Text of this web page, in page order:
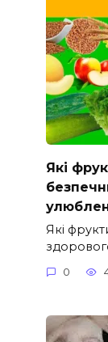
Які
Які
0